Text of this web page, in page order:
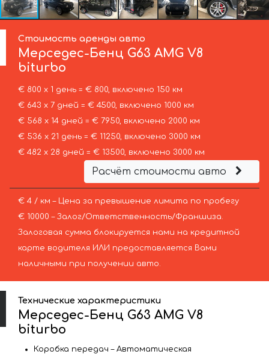
Стоимость аренды авто
Мерседес-Бенц G63 AMG V8
biturbo
€ 800 х 1 день = € 800, включено 150 км
€ 643 х 7 дней = € 4500, включено 1000 км
€ 568 х 14 дней = € 7950, включено 2000 км
€ 536 х 21 день = € 11250, включено 3000 км
€ 482 х 28 дней = € 13500, включено 3000 км
Расчёт стоимости авто
€ 4 / км – Цена за превышение лимита по пробегу
€ 10000 – Залог/Ответственность/Франшиза.
Залоговая сумма блокируется нами на кредитной
карте водителя ИЛИ предоставляется Вами
наличными при получении авто.
Технические характеристики
Мерседес-Бенц G63 AMG V8
biturbo
Коробка передач – Автоматическая